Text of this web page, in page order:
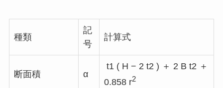
種類
記
号
計算式
断面積 α
t1 ( H − 2 t2 ) ＋ 2 B t2 ＋
0.858 r2